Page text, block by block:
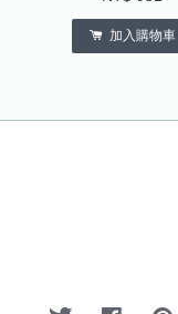
加入購物車